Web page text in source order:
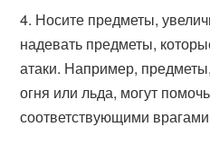
4. Носите предметы,
надевать предметы,
атаки. Например,
огня или льда, могут
соответствующими